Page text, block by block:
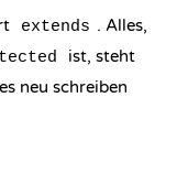
extends . Alles,
ist, steht
neu schreiben